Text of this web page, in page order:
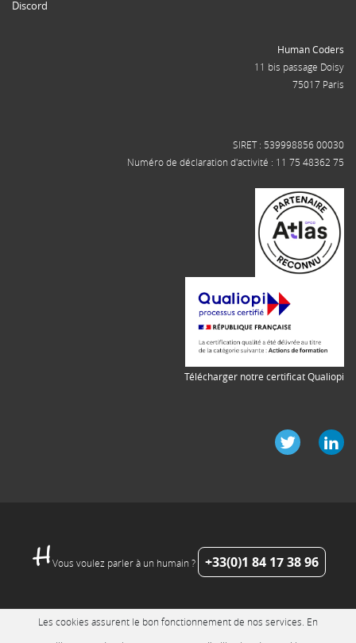
Discord
Human Coders
11 bis passage Doisy
75017 Paris
SIRET : 539998856 00030
Numéro de déclaration d'activité : 11 75 48362 75
Télécharger notre certificat Qualiopi
Vous voulez parler à un humain ? +33(0)1 84 17 38 96
Les cookies assurent le bon fonctionnement de nos services. En